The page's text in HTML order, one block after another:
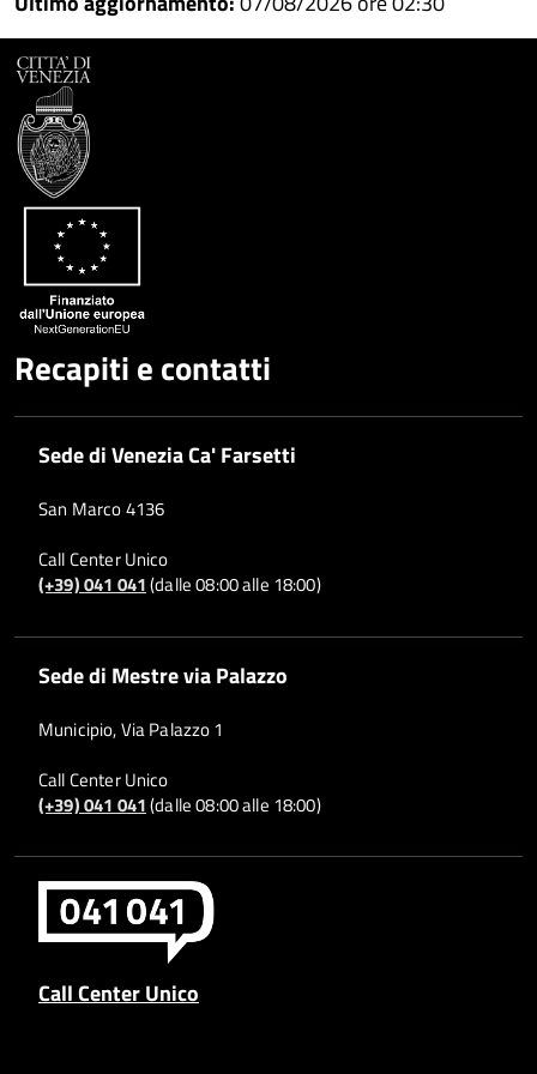
Recapiti e contatti
Sede di Venezia Ca' Farsetti
San Marco 4136
Call Center Unico
(+39) 041 041(dalle 08:00 alle 18:00)
Sede di Mestre via Palazzo
Municipio, Via Palazzo 1
Call Center Unico
(+39) 041 041(dalle 08:00 alle 18:00)
Call Center Unico